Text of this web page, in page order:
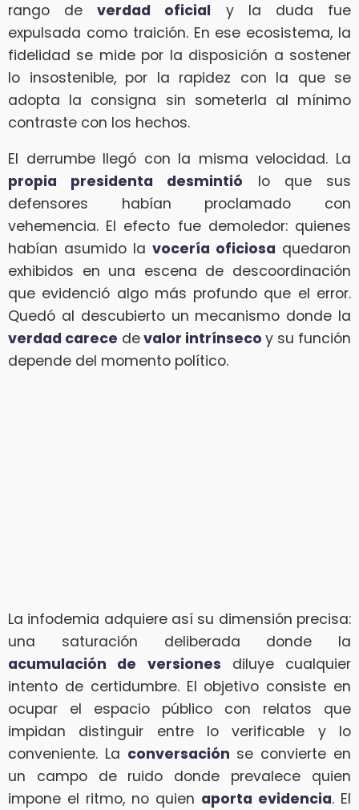
rango deverdad oficial y la duda fue
expulsada como traición. En ese ecosistema, la
fidelidad se mide por la disposición a sostener
lo insostenible, por la rapidez con la que se
adopta la consigna sin someterla al mínimo
contraste con los hechos.
El derrumbe llegó con la misma velocidad. La
propia presidenta desmintió lo que sus
defensores habían proclamado con
vehemencia. El efecto fue demoledor: quienes
habían asumido la vocería oficiosa quedaron
exhibidos en una escena de descoordinación
que evidenció algo más profundo que el error.
Quedó al descubierto un mecanismo donde la
verdad carece devalor intrínseco y su función
depende del momento político.
La infodemia adquiere así su dimensión precisa:
una saturación deliberada donde la
acumulación de versiones diluye cualquier
intento de certidumbre. El objetivo consiste en
ocupar el espacio público con relatos que
impidan distinguir entre lo verificable y lo
conveniente. La conversación se convierte en
un campo de ruido donde prevalece quien
impone el ritmo, no quien aporta evidencia. El